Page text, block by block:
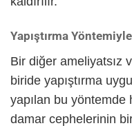
Yapıştırma
Bir diğer ameliyatsız
biride yapıştırma
yapılan bu yöntemde
damar cephelerinin